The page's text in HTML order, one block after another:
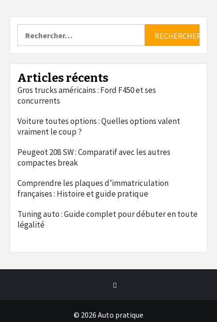
Articles récents
Gros trucks américains : Ford F450 et ses
concurrents
Voiture toutes options : Quelles options valent
vraiment le coup ?
Peugeot 208 SW : Comparatif avec les autres
compactes break
Comprendre les plaques d’immatriculation
françaises : Histoire et guide pratique
Tuning auto : Guide complet pour débuter en toute
légalité
Twitter
© 2026 Auto pratique